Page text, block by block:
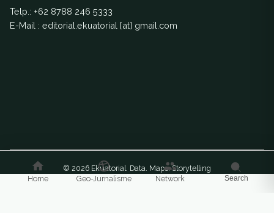
Telp.: +62 8788 246 5333
E-Mail : editorial.ekuatorial [at] gmail.com
© 2026 Ekuatorial. Data. Maps. Storytelling
Home
Geo-Jurnalisme Network Search